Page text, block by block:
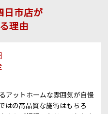
日市店が
理由
アットホームな雰囲気が自慢
はの高品質な施術はもちろ